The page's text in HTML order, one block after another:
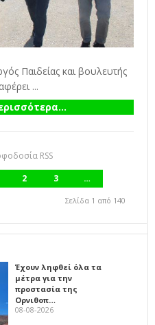
Παιδείας και βουλευτής
...
RSS
2 3
…
Σελίδα 1 από 140
Έχουν ληφθεί όλα τα
μέτρα για την
προστασία της
Ορνιθοπ…
08-08-2026